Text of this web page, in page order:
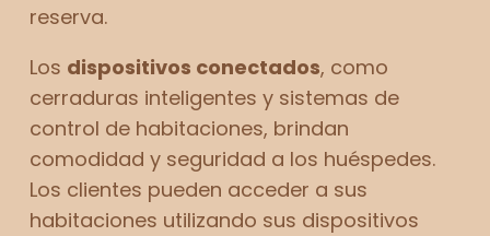
reserva.
Los dispositivos conectados, como
cerraduras inteligentes y sistemas de
control de habitaciones, brindan
comodidad y seguridad a los huéspedes.
Los clientes pueden acceder a sus
habitaciones utilizando sus dispositivos